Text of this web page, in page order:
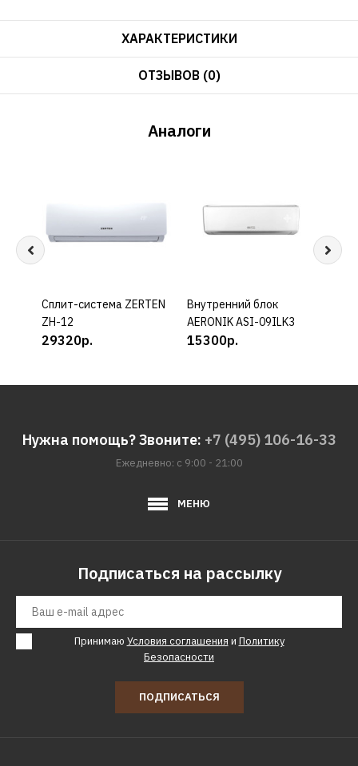
ХАРАКТЕРИСТИКИ
ОТЗЫВОВ (0)
Аналоги
КУПИТЬ
Cплит-система ZERTEN
ZH-12
29320р.
КУПИТЬ
Внутренний блок
AERONIK ASI-09ILK3
15300р.
Нужна помощь? Звоните: +7 (495) 106-16-33
Ежедневно: с 9:00 - 21:00
МЕНЮ
Подписаться на рассылку
Принимаю Условия соглашения и Политику
Безопасности
ПОДПИСАТЬСЯ